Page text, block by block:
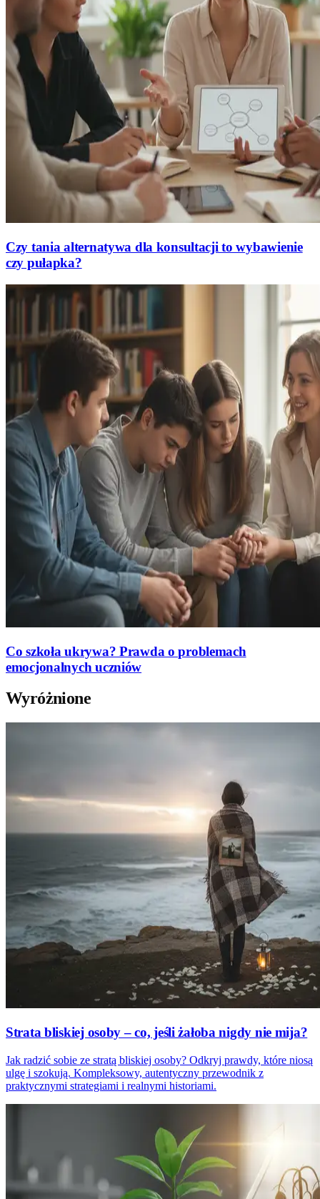
Czy tania alternatywa dla konsultacji to wybawienie
czy pułapka?
Co szkoła ukrywa? Prawda o problemach
emocjonalnych uczniów
Wyróżnione
Strata bliskiej osoby – co, jeśli żałoba nigdy nie mija?
Jak radzić sobie ze stratą bliskiej osoby? Odkryj prawdy, które niosą
ulgę i szokują. Kompleksowy, autentyczny przewodnik z
praktycznymi strategiami i realnymi historiami.